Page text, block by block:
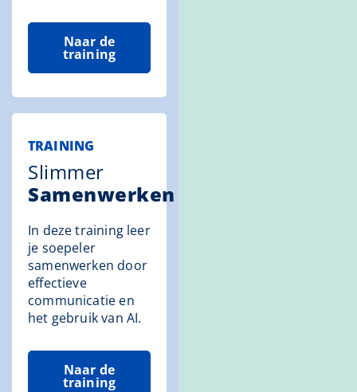
Naar de
training
TRAINING
Slimmer
Samenwerken
In deze training leer
je soepeler
samenwerken door
effectieve
communicatie en
het gebruik van AI.
Naar de
training